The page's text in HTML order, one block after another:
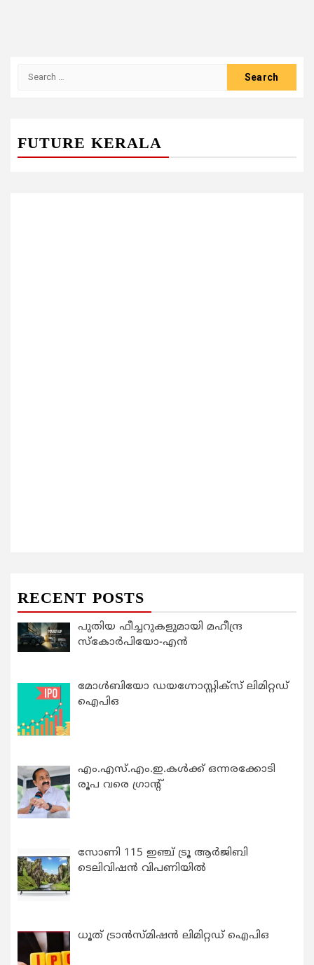
FUTURE KERALA
RECENT POSTS
പുതിയ ഫീച്ചറുകളുമായി മഹീന്ദ്ര
സ്കോർപിയോ-എൻ
മോൾബിയോ ഡയഗ്നോസ്റ്റിക്സ് ലിമിറ്റഡ്
ഐപിഒ
എം.എസ്.എം.ഇ.കൾക്ക് ഒന്നരക്കോടി
രൂപ വരെ ഗ്രാന്റ്
സോണി 115 ഇഞ്ച് ട്രൂ ആർജിബി
ടെലിവിഷൻ വിപണിയിൽ
ധൂത് ട്രാൻസ്മിഷൻ ലിമിറ്റഡ് ഐപിഒ